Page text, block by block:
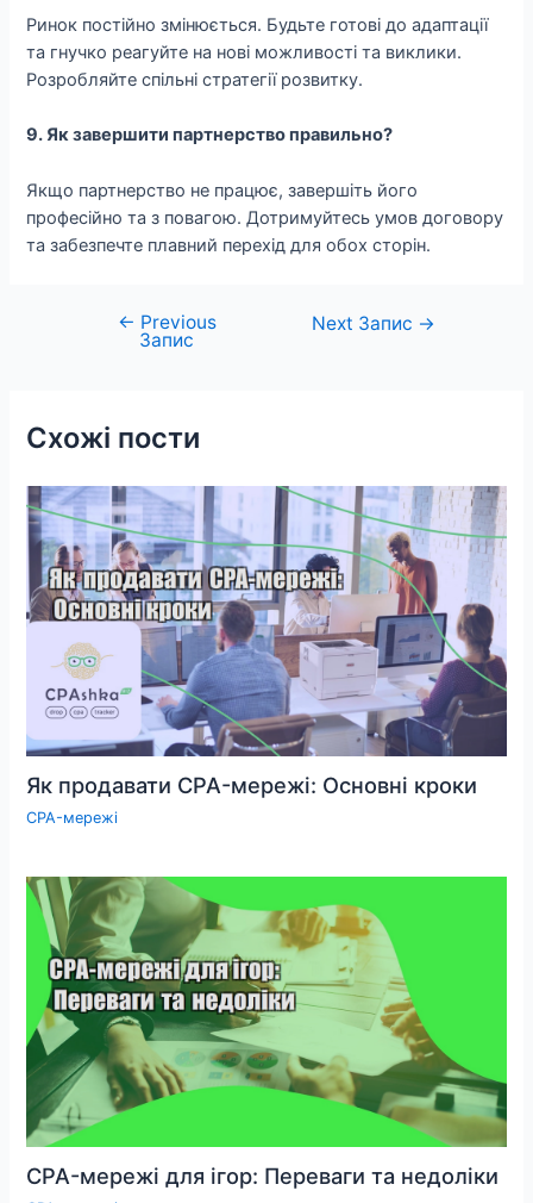
Ринок постійно змінюється. Будьте готові до адаптації
та гнучко реагуйте на нові можливості та виклики.
Розробляйте спільні стратегії розвитку.
9. Як завершити партнерство правильно?
Якщо партнерство не працює, завершіть його
професійно та з повагою. Дотримуйтесь умов договору
та забезпечте плавний перехід для обох сторін.
Навігація
← Previous
Запис
Next Запис →
Схожі пости
Як продавати CPA-мережі: Основні кроки
CPA-мережі
CPA-мережі для ігор: Переваги та недоліки